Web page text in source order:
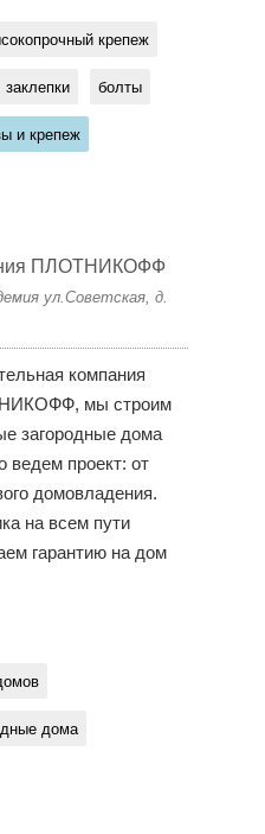
крепеж
заклепки болты
и крепеж
ПЛОТНИКОФФ
ул.Советская, д.
компания
мы строим
загородные дома
ведем проект: от
домовладения.
на всем пути
гарантию на дом
дома